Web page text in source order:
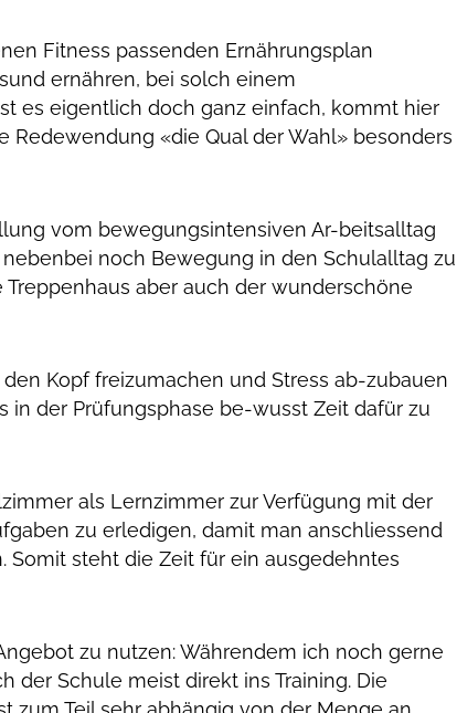
Fitness passenden Ernährungsplan
ernähren, bei solch einem
es eigentlich doch ganz einfach, kommt hier
Redewendung «die Qual der Wahl» besonders
vom bewegungsintensiven Ar-beitsalltag
noch Bewegung in den Schulalltag zu
aber auch der wunderschöne
Kopf freizumachen und Stress ab-zubauen
in der Prüfungsphase be-wusst Zeit dafür zu
als Lernzimmer zur Verfügung mit der
zu erledigen, damit man anschliessend
Somit steht die Zeit für ein ausgedehntes
zu nutzen: Währendem ich noch gerne
der Schule meist direkt ins Training. Die